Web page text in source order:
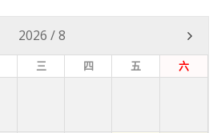
2026 /8
三 四 五 六